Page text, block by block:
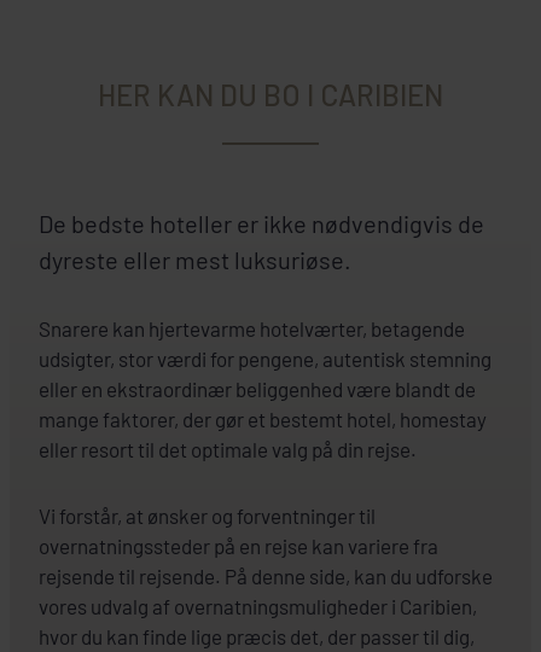
HER KAN DU BO I CARIBIEN
De bedste hoteller er ikke nødvendigvis de
dyreste eller mest luksuriøse.
Snarere kan hjertevarme hotelværter, betagende
udsigter, stor værdi for pengene, autentisk stemning
eller en ekstraordinær beliggenhed være blandt de
mange faktorer, der gør et bestemt hotel, homestay
eller resort til det optimale valg på din rejse.
Vi forstår, at ønsker og forventninger til
overnatningssteder på en rejse kan variere fra
rejsende til rejsende. På denne side, kan du udforske
vores udvalg af overnatningsmuligheder i Caribien,
hvor du kan finde lige præcis det, der passer til dig,